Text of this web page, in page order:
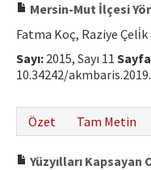
Amaç ve Kapsam
Yayın ve Editör
Yazar Rehberi
Hakem Rehberi
Mersin-Mut İlçesi
Fatma Koç, Raziye Çeli̇k
Sayı: 2015, Sayı 11
10.34242/
Özet
Tam Metin
Yüzyılları Kapsayan